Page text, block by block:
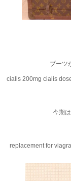
ブーツ
cialis 200mg cialis
今期
replacement for